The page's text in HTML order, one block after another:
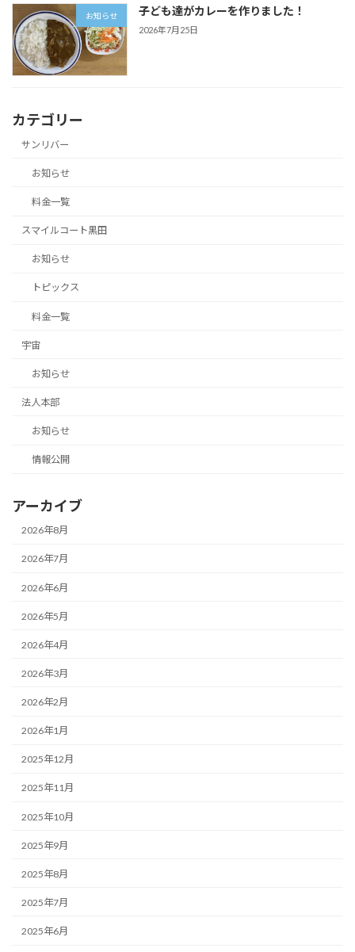
お知らせ 子ども達がカレーを作りました！
2026年7月25日
カテゴリー
サンリバー
お知らせ
料金一覧
スマイルコート黒田
お知らせ
トピックス
料金一覧
宇宙
お知らせ
法人本部
お知らせ
情報公開
アーカイブ
2026年8月
2026年7月
2026年6月
2026年5月
2026年4月
2026年3月
2026年2月
2026年1月
2025年12月
2025年11月
2025年10月
2025年9月
2025年8月
2025年7月
2025年6月